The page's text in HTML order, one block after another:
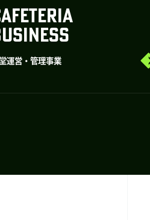
運営・管理事業